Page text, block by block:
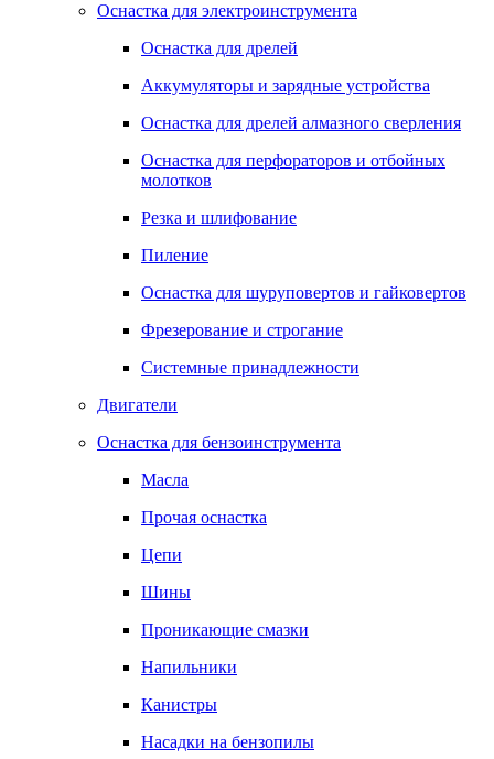
Оснастка для электроинструмента
Оснастка для дрелей
Аккумуляторы и зарядные устройства
Оснастка для дрелей алмазного сверления
Оснастка для перфораторов и отбойных
молотков
Резка и шлифование
Пиление
Оснастка для шуруповертов и гайковертов
Фрезерование и строгание
Системные принадлежности
Двигатели
Оснастка для бензоинструмента
Масла
Прочая оснастка
Цепи
Шины
Проникающие смазки
Напильники
Канистры
Насадки на бензопилы